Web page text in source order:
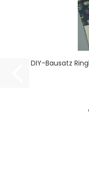
DIY-​Bau­satz